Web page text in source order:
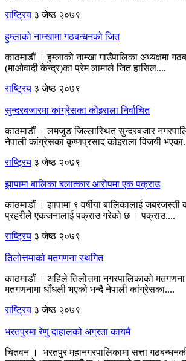
राष्ट्रिय ३ जेष्ठ २०७९
हुम्लाको नाम्खामा गठबन्धनको जित
काठमाडौं । हुम्लाको नाम्खा गाउँपालिका अध्यक्षमा
(माओवादी केन्द्र)का प्रेम लामाले जित हासिल....
राष्ट्रिय ३ जेष्ठ २०७९
सुन्दरबजारमा कांग्रेसका कोइराला निर्वाचित
काठमाडौं । लमजुङ जिल्लास्थित सुन्दरबजार
नेपाली कांग्रेसका कृष्णप्रसाद कोइराला विजयी
राष्ट्रिय ३ जेष्ठ २०७९
झापामा बालिका बलात्कार आरोपमा एक पक्राउ
काठमाडौं । झापामा ९ वर्षीया बालिकालाई जबरजस्ती
प्रहरीले एकजनालाई पक्राउ गरेको छ । पक्राउ....
राष्ट्रिय ३ जेष्ठ २०७९
तिलोत्तमाको मतगणना स्थगित
काठमाडौं । अहिले तिलोत्तमा नगरपालिकाको
मतगणनामा धाँधली भएको भन्दै नेपाली कांग्रेसका....
राष्ट्रिय ३ जेष्ठ २०७९
भरतपुरमा रेणु दाहालको अग्रता कायमै
चितवन । भरतपुर महानगरपालिकामा सत्ता